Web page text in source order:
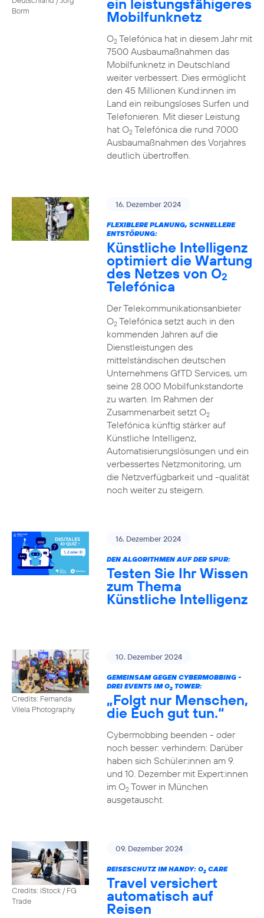
Borm
ein leistungsfähigeres
Mobilfunknetz
O2Telefónica hat in diesem Jahr mit
7500 Ausbaumaßnahmen das
Mobilfunknetz in Deutschland
weiter verbessert. Dies ermöglicht
den 45 Millionen Kund:innen im
Land ein reibungsloses Surfen und
Telefonieren. Mit dieser Leistung
hat O2Telefónica die rund 7000
Ausbaumaßnahmen des Vorjahres
deutlich übertroffen.
16. Dezember 2024
FLEXIBLERE PLANUNG, SCHNELLERE
ENTSTÖRUNG:
Künstliche Intelligenz
optimiert die Wartung
des Netzes von O2
Telefónica
Der Telekommunikationsanbieter
O2Telefónica setzt auch in den
kommenden Jahren auf die
Dienstleistungen des
mittelständischen deutschen
Unternehmens GfTD Services, um
seine 28.000 Mobilfunkstandorte
zu warten. Im Rahmen der
Zusammenarbeit setzt O2
Telefónica künftig stärker auf
Künstliche Intelligenz,
Automatisierungslösungen und ein
verbessertes Netzmonitoring, um
die Netzverfügbarkeit und -qualität
noch weiter zu steigern.
16. Dezember 2024
DEN ALGORITHMEN AUF DER SPUR:
Testen Sie Ihr Wissen
zum Thema
Künstliche Intelligenz
Credits: Fernanda
Vilela Photography
10. Dezember 2024
GEMEINSAM GEGEN CYBERMOBBING -
DREI EVENTS IM O2TOWER:
„Folgt nur Menschen,
die Euch gut tun.“
Cybermobbing beenden - oder
noch besser: verhindern: Darüber
haben sich Schüler:innen am 9.
und 10. Dezember mit Expert:innen
im O2Tower in München
ausgetauscht.
Credits: iStock / FG
Trade
09. Dezember 2024
REISESCHUTZ IM HANDY: O2CARE
Travel versichert
automatisch auf
Reisen